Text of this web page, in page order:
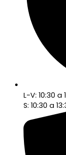
L-V: 10:30 a
S: 10:30 a